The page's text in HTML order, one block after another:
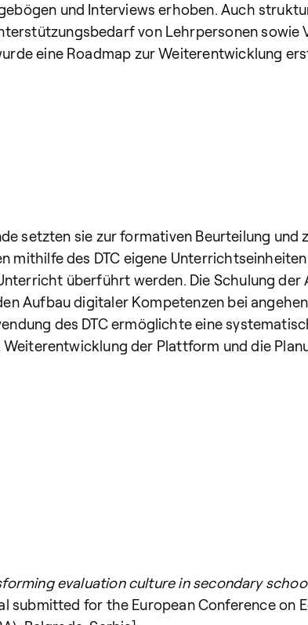
und Interviews erhoben. Auch
von Lehrpersonen sowie
eine Roadmap zur Weiterentwicklung
setzten sie zur formativen Beurteilung und
des DTC eigene
überführt werden. Die Schulung
Aufbau digitaler Kompetenzen bei
des DTC ermöglichte eine
der Plattform und die
evaluation culture in secondary
submitted for the European Conference on